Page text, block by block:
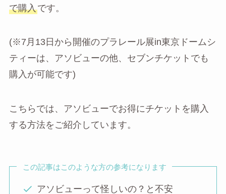
で購入です。
(※7月13日から開催のプラレール展in東京ドームシ
ティーは、アソビューの他、セブンチケットでも
購入が可能です)
こちらでは、アソビューでお得にチケットを購入
する方法をご紹介しています。
この記事はこのような方の参考になります
アソビューって怪しいの？と不安